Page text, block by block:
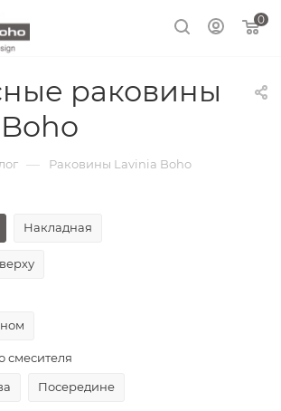
0
раковины
— Раковины Lavinia Boho
Накладная
смесителя
Посередине